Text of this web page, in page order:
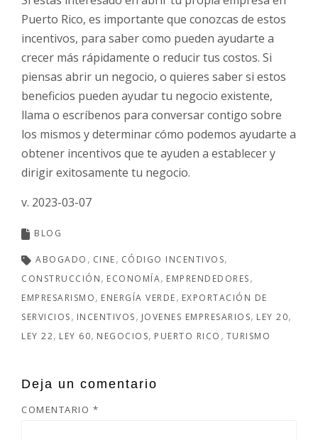
Puerto Rico, es importante que conozcas de estos
incentivos, para saber como pueden ayudarte a
crecer más rápidamente o reducir tus costos. Si
piensas abrir un negocio, o quieres saber si estos
beneficios pueden ayudar tu negocio existente,
llama o escríbenos para conversar contigo sobre
los mismos y determinar cómo podemos ayudarte a
obtener incentivos que te ayuden a establecer y
dirigir exitosamente tu negocio.
v. 2023-03-07
BLOG
ABOGADO CINE
CÓDIGO INCENTIVOS
CONSTRUCCIÓN
ECONOMÍA EMPRENDEDORES
EMPRESARISMO
ENERGÍA VERDE
EXPORTACIÓN DE
SERVICIOS
INCENTIVOS JOVENES EMPRESARIOS LEY 20
LEY 22 LEY 60 NEGOCIOS PUERTO RICO TURISMO
Deja un comentario
COMENTARIO *